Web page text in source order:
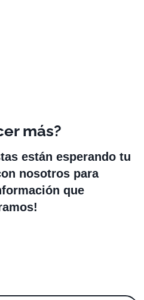
más?
están esperando tu
nosotros para
que